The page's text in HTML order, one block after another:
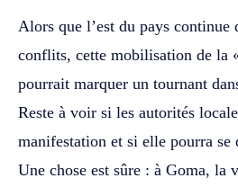
Alors que l’est du pays continue
conflits, cette mobilisation de la
pourrait marquer un tournant
Reste à voir si les autorités
manifestation et si elle pourra se
Une chose est sûre : à Goma, la